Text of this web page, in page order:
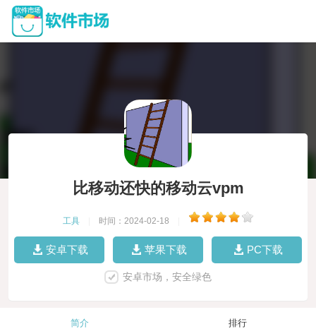
比移动还快的移动云vpm
工具 时间：2024-02-18
安卓下载 苹果下载 PC下载
安卓市场，安全绿色
简介 排行